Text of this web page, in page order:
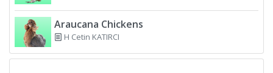
Araucana Chickens
H Cetin KATIRCI